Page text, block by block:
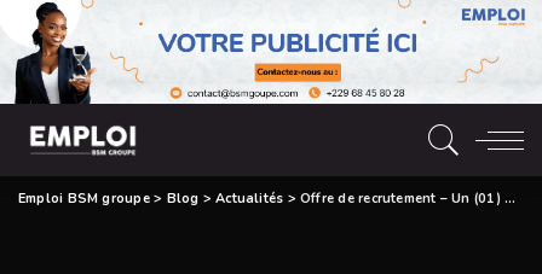
Emploi BSM groupe> Blog >Actualités >Offre de recrutement – Un (01) Distributeur (H/F).